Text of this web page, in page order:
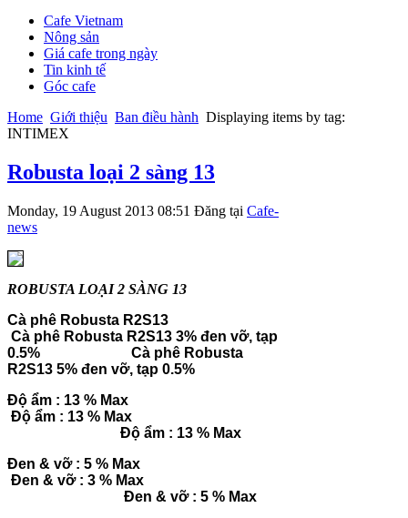
Cafe Vietnam
Nông sản
Giá cafe trong ngày
Tin kinh tế
Góc cafe
Home Giới thiệu Ban điều hành Displaying items by tag:
INTIMEX
Robusta loại 2 sàng 13
Monday, 19 August 2013 08:51 Đăng tại Cafe-
news
ROBUSTA LOẠI 2 SÀNG 13
Cà phê Robusta R2S13
Cà phê Robusta R2S13 3% đen vỡ, tạp
0.5% Cà phê Robusta
R2S13 5% đen vỡ, tạp 0.5%
Độ ẩm : 13 % Max
Độ ẩm : 13 % Max
Độ ẩm : 13 % Max
Đen & vỡ : 5 % Max
Đen & vỡ : 3 % Max
Đen & vỡ : 5 % Max